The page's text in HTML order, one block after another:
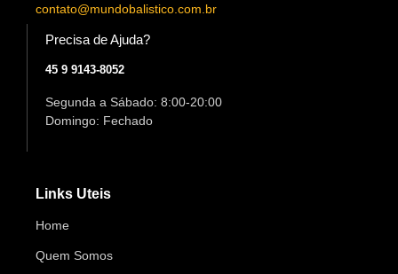
contato@mundobalistico.com.br
Precisa de Ajuda?
45 9 9143-8052
Segunda a Sábado: 8:00-20:00
Domingo: Fechado
Links Uteis
Home
Quem Somos